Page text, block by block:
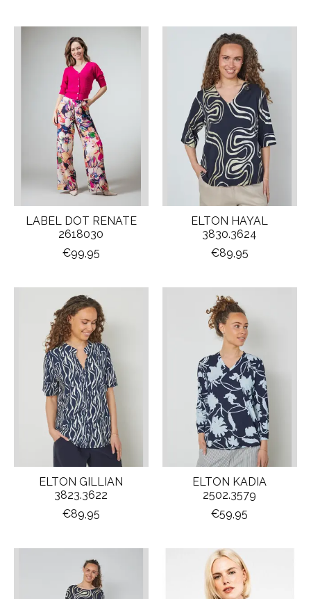
LABEL DOT RENATE
2618030
€99,95
ELTON HAYAL
3830.3624
€89,95
ELTON GILLIAN
3823.3622
€89,95
ELTON KADIA
2502.3579
€59,95